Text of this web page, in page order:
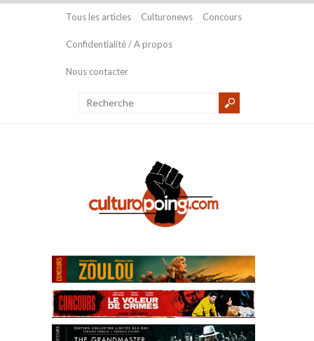
Tous les articles Culturonews Concours
Confidentialité / A propos
Nous contacter